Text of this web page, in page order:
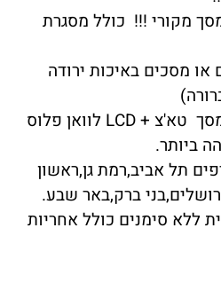
מקורי !!! כולל מסגרת
מסכים באיכות ירודה
* מסך מקורי : איכות של מסך טא'צ + LCD לוואן פלוס
תל אביב,רמת גן,ראשון
ברק,באר שבע.
ללא סימנים כולל אחריות